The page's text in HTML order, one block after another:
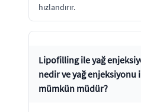
hızlandırır.
Lipofilling ile yağ
nedir ve yağ enjeksiyonu
mümkün müdür?